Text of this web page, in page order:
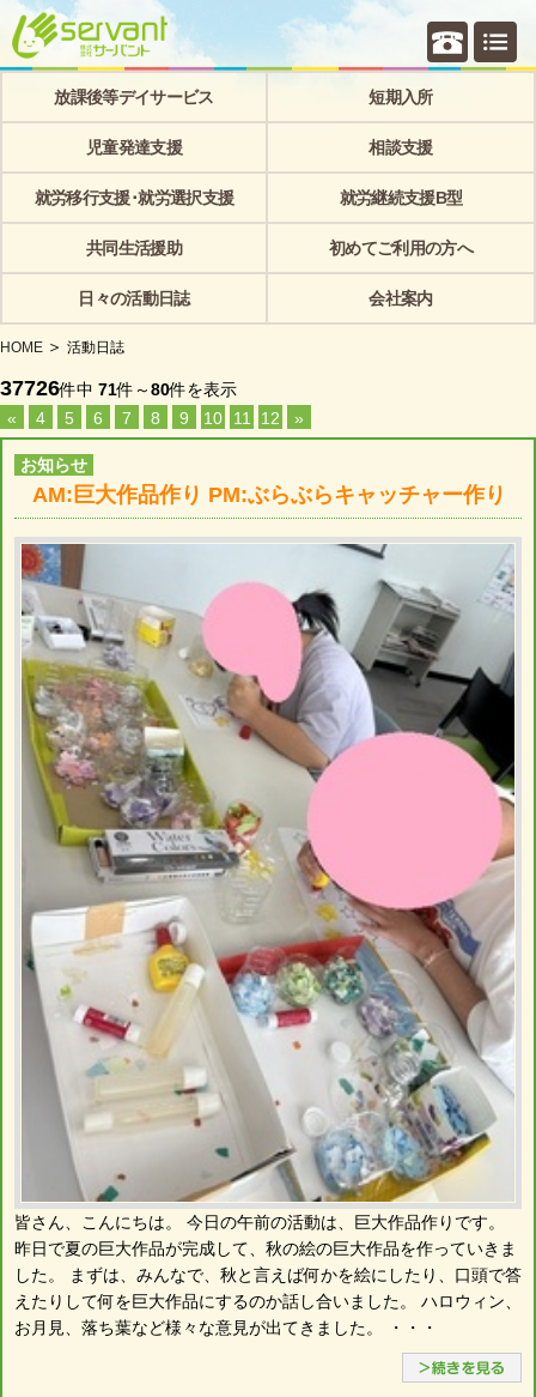
個別相
放課後等デイサービス 短期入所
児童発達支援 相談支援
就労移行支援･就労選択支援 就労継続支援B型
共同生活援助 初めてご利用の方へ
日々の活動日誌 会社案内
HOME 活動日誌
37726件中 71件～80件を表示
«
4 5 6 7 8 9 10 11 12 »
お知らせ
AM:巨大作品作り PM:ぶらぶらキャッチャー作り
皆さん、こんにちは。 今日の午前の活動は、巨大作品作りです。
昨日で夏の巨大作品が完成して、秋の絵の巨大作品を作っていきま
した。 まずは、みんなで、秋と言えば何かを絵にしたり、口頭で答
えたりして何を巨大作品にするのか話し合いました。 ハロウィン、
お月見、落ち葉など様々な意見が出てきました。 ・・・